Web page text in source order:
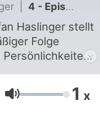
4 - Episode 3 - Lukas Fittl
Haslinger stellt
Folge
mit ihnen
Technolgie,
Äänenvoimakkuus
1 x